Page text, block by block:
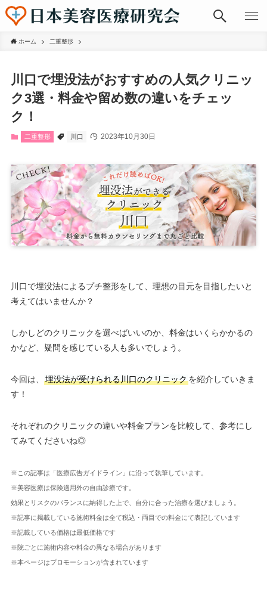
ホーム 二重整形
川口で埋没法がおすすめの人気クリニッ
ク3選・料金や留め数の違いをチェッ
ク！
二重整形 川口 2023年10月30日
川口で埋没法によるプチ整形をして、理想の目元を目指したいと
考えてはいませんか？
しかしどのクリニックを選べばいいのか、料金はいくらかかるの
かなど、疑問を感じている人も多いでしょう。
今回は、 埋没法が受けられる川口のクリニックを紹介していきま
す！
それぞれのクリニックの違いや料金プランを比較して、参考にし
てみてくださいね◎
※この記事は「医療広告ガイドライン」に沿って執筆しています。
※美容医療は保険適用外の自由診療です。
効果とリスクのバランスに納得した上で、自分に合った治療を選びましょう。
※記事に掲載している施術料金は全て税込・両目での料金にて表記しています
※記載している価格は最低価格です
※院ごとに施術内容や料金の異なる場合があります
※本ページはプロモーションが含まれています